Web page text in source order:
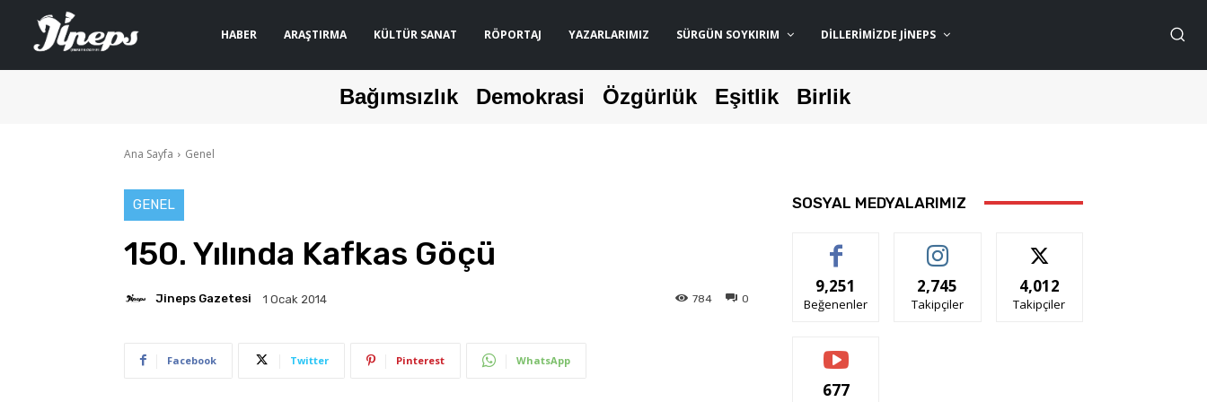
HABER ARAŞTIRMA KÜLTÜR SANAT RÖPORTAJ YAZARLARIMIZ SÜRGÜN SOYKIRIM DILLERIMIZDE JİNEPS
Bağımsızlık Demokrasi Özgürlük Eşitlik Birlik
Ana Sayfa Genel
GENEL
150. Yılında Kafkas Göçü
Jineps Gazetesi 1 Ocak 2014 0
784
Facebook Twitter Pinterest WhatsApp
SOSYAL MEDYALARIMIZ
9,251
Beğenenler
2,745
Takipçiler
4,012
Takipçiler
677